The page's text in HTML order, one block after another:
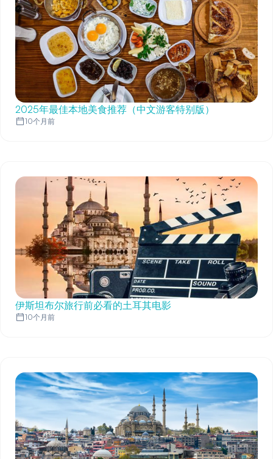
2025年最佳本地美食推荐（中文游客特别版）
10个月前
伊斯坦布尔旅行前必看的土耳其电影
10个月前